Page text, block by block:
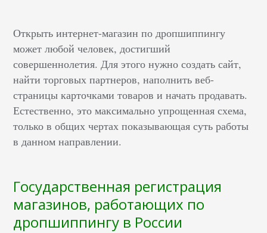
Открыть интернет-магазин по дропшиппингу
может любой человек, достигший
совершеннолетия. Для этого нужно создать сайт,
найти торговых партнеров, наполнить веб-
страницы карточками товаров и начать продавать.
Естественно, это максимально упрощенная схема,
только в общих чертах показывающая суть работы
в данном направлении.
Государственная регистрация
магазинов, работающих по
дропшиппингу в России